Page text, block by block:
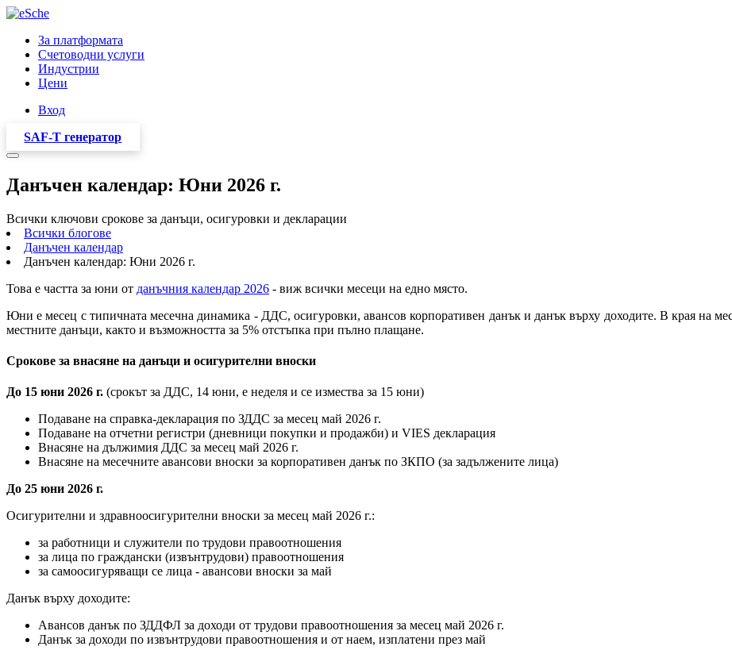
За платформата
Счетоводни услуги
Индустрии
Цени
Вход
SAF-T генератор
Данъчен календар: Юни 2026 г.
Всички ключови срокове за данъци, осигуровки и декларации
Всички блогове
Данъчен календар
Данъчен календар: Юни 2026 г.
Това е частта за юни от данъчния календар 2026 - виж всички месеци на едно място.
Юни е месец с типичната месечна динамика - ДДС, осигуровки, авансов корпоративен данък и данък върху доходите. В края на
местните данъци, както и възможността за 5% отстъпка при пълно плащане.
Срокове за внасяне на данъци и осигурителни вноски
До 15 юни 2026 г. (срокът за ДДС, 14 юни, е неделя и се измества за 15 юни)
Подаване на справка-декларация по ЗДДС за месец май 2026 г.
Подаване на отчетни регистри (дневници покупки и продажби) и VIES декларация
Внасяне на дължимия ДДС за месец май 2026 г.
Внасяне на месечните авансови вноски за корпоративен данък по ЗКПО (за задължените лица)
До 25 юни 2026 г.
Осигурителни и здравноосигурителни вноски за месец май 2026 г.:
за работници и служители по трудови правоотношения
за лица по граждански (извънтрудови) правоотношения
за самоосигуряващи се лица - авансови вноски за май
Данък върху доходите:
Авансов данък по ЗДДФЛ за доходи от трудови правоотношения за месец май 2026 г.
Данък за доходи по извънтрудови правоотношения и от наем, изплатени през май